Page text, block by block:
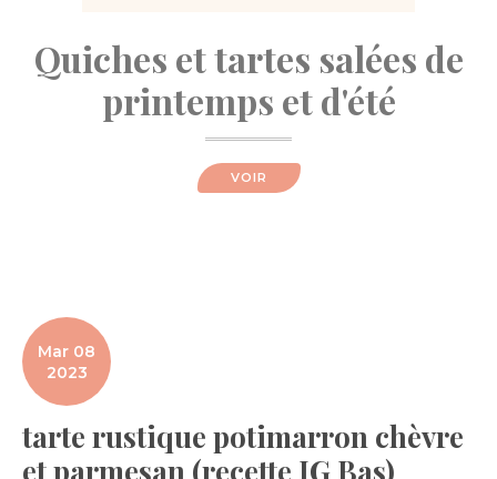
Quiches et tartes salées de
printemps et d'été
VOIR
Mar 08
2023
tarte rustique potimarron chèvre
et parmesan (recette IG Bas)